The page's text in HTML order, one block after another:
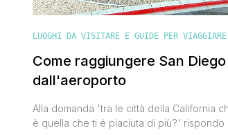
LUOGHI DA VISITARE E GUIDE PER VIAGGIARE
Come raggiungere San Diego
dall'aeroporto
Alla domanda 'tra le città della California
è quella che ti è piaciuta di più?' rispondo